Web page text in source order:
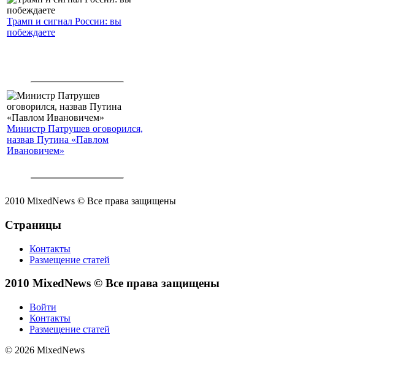
Трамп и сигнал России: вы
побеждаете
Министр Патрушев оговорился,
назвав Путина «Павлом
Ивановичем»
2010 MixedNews © Все права защищены
Страницы
Контакты
Размещение статей
2010 MixedNews © Все права защищены
Войти
Контакты
Размещение статей
© 2026 MixedNews